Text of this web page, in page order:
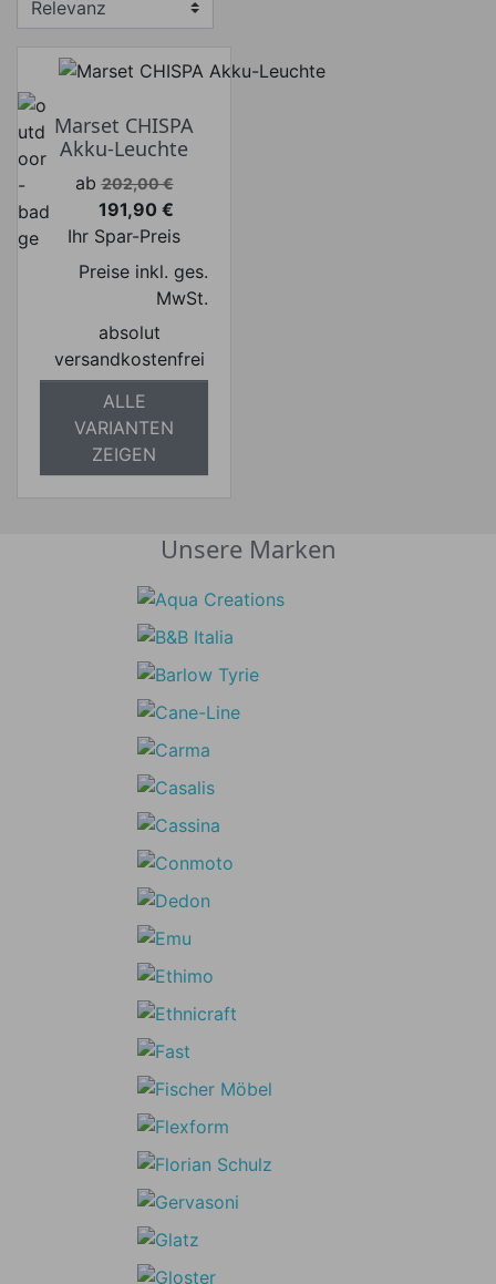
Marset CHISPA
Akku-Leuchte
Verkaufspreis
ab 202,00 €
Preis
191,90 €
Ihr Spar-Preis
Preise inkl. ges.
MwSt.
absolut
versandkostenfrei
ALLE
VARIANTEN
ZEIGEN
Unsere Marken